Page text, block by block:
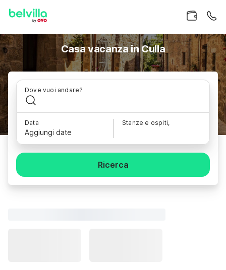
Casa vacanza in Culla
Dove vuoi andare?
Data
Aggiungi date
Stanze e ospiti,
Ricerca